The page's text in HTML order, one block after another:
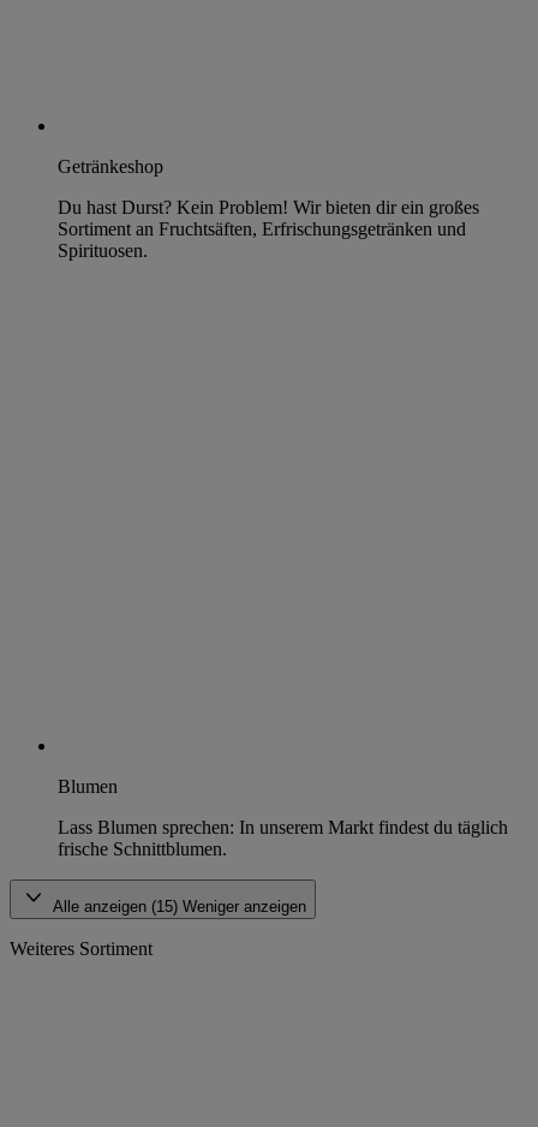
Getränkeshop
Du hast Durst? Kein Problem! Wir bieten dir ein großes
Sortiment an Fruchtsäften, Erfrischungsgetränken und
Spirituosen.
Blumen
Lass Blumen sprechen: In unserem Markt findest du täglich
frische Schnittblumen.
Alle anzeigen (15) Weniger anzeigen
Weiteres Sortiment